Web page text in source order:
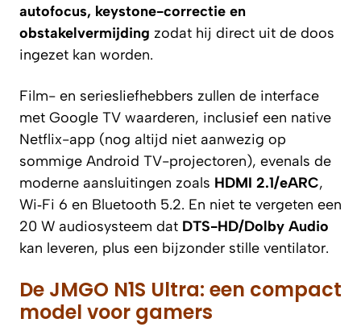
autofocus, keystone-correctie en
obstakelvermijding zodat hij direct uit de doos
ingezet kan worden.
Film- en seriesliefhebbers zullen de interface
met Google TV waarderen, inclusief een native
Netflix-app (nog altijd niet aanwezig op
sommige Android TV-projectoren), evenals de
moderne aansluitingen zoals HDMI 2.1/eARC,
Wi‑Fi 6 en Bluetooth 5.2. En niet te vergeten een
20 W audiosysteem dat DTS-HD/Dolby Audio
kan leveren, plus een bijzonder stille ventilator.
De JMGO N1S Ultra: een compact
model voor gamers